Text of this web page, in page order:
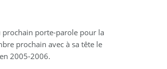
prochain porte-parole pour la
prochain avec à sa tête le
2005-2006.